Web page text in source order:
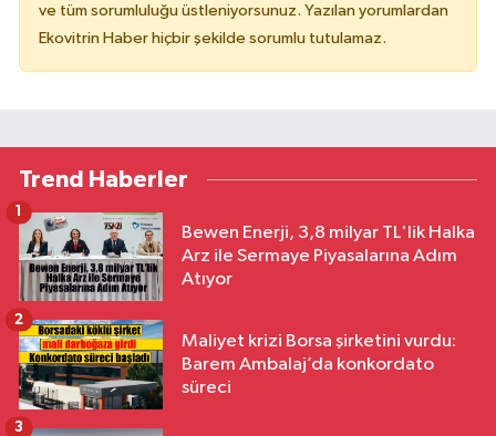
ve tüm sorumluluğu üstleniyorsunuz. Yazılan yorumlardan
Ekovitrin Haber hiçbir şekilde sorumlu tutulamaz.
Trend Haberler
Bewen Enerji, 3,8 milyar TL'lik Halka
Arz ile Sermaye Piyasalarına Adım
Atıyor
1
Maliyet krizi Borsa şirketini vurdu:
Barem Ambalaj’da konkordato
süreci
2
3